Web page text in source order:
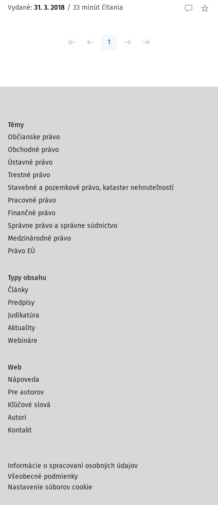
Vydané: 31. 3. 2018 / 33 minút čítania
1
Témy
Občianske právo
Obchodné právo
Ústavné právo
Trestné právo
Stavebné a pozemkové právo, kataster nehnuteľností
Pracovné právo
Finančné právo
Správne právo a správne súdnictvo
Medzinárodné právo
Právo EÚ
Typy obsahu
Články
Predpisy
Judikatúra
Aktuality
Webináre
Web
Nápoveda
Pre autorov
Kľúčové slová
Autori
Kontakt
Informácie o spracovaní osobných údajov
Všeobecné podmienky
Nastavenie súborov cookie